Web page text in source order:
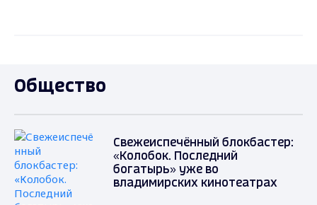
Общество
Свежеиспечённый блокбастер:
«Колобок. Последний
богатырь» уже во
владимирских кинотеатрах